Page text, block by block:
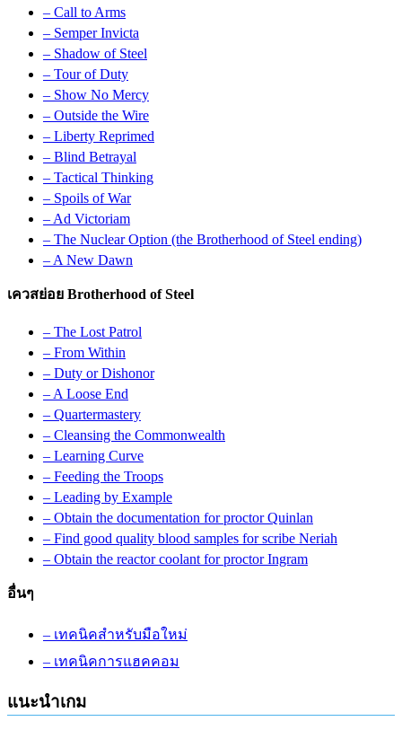
– Call to Arms
– Semper Invicta
– Shadow of Steel
– Tour of Duty
– Show No Mercy
– Outside the Wire
– Liberty Reprimed
– Blind Betrayal
– Tactical Thinking
– Spoils of War
– Ad Victoriam
– The Nuclear Option (the Brotherhood of Steel ending)
– A New Dawn
เควสย่อย Brotherhood of Steel
– The Lost Patrol
– From Within
– Duty or Dishonor
– A Loose End
– Quartermastery
– Cleansing the Commonwealth
– Learning Curve
– Feeding the Troops
– Leading by Example
– Obtain the documentation for proctor Quinlan
– Find good quality blood samples for scribe Neriah
– Obtain the reactor coolant for proctor Ingram
อื่นๆ
– เทคนิคสำหรับมือใหม่
– เทคนิคการแฮคคอม
แนะนำเกม